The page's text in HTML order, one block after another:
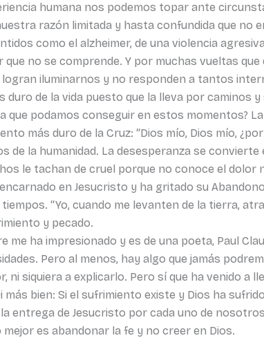
humana nos podemos topar ante
razón limitada y hasta confundida que no
como el alzheimer, de una violencia
no se comprende. Y por muchas vueltas
iluminarnos y no responden a tantos
duro de la vida puesto que la lleva por caminos
que podamos conseguir en estos momentos?
más duro de la Cruz: “Dios mío, Dios mío,
de la humanidad. La desesperanza se
le tachan de cruel porque no conoce el
encarnado en Jesucristo y ha gritado su
“Yo, cuando me levanten de la tierra,
y pecado.
me ha impresionado y es de una poeta, Paul
Pero al menos, hay algo que jamás
ni siquiera a explicarlo. Pero sí que ha venido a
más bien: Si el sufrimiento existe y Dios ha
entrega de Jesucristo por cada uno de
es abandonar la fe y no creer en Dios.